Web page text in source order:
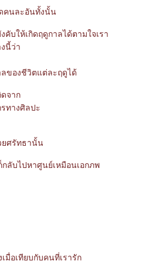
คนละอันทั้งนั้น
บให้เกิดฤดูกาลได้ตามใจเรา
นี้ว่า
ลของชีวิตแต่ละฤดูได้
จาก
ทางศิลปะ
ยศรัทธานั้น
ลับไปหาศูนย์เหมือนเอกภพ
มื่อเทียบกับคนที่เรารัก